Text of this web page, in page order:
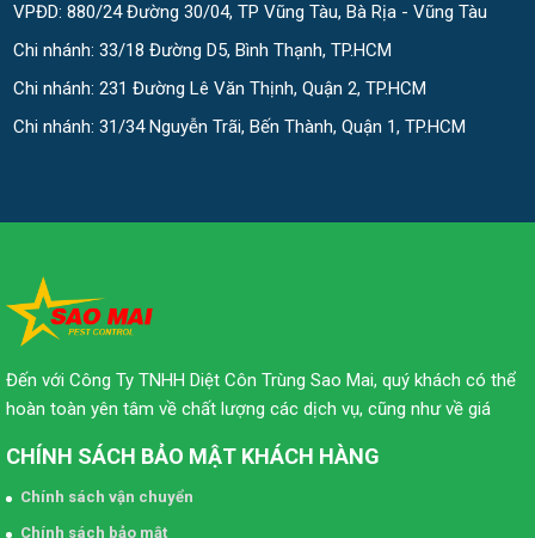
VPĐD: 880/24 Đường 30/04, TP Vũng Tàu, Bà Rịa - Vũng Tàu
Chi nhánh: 33/18 Đường D5, Bình Thạnh, TP.HCM
Chi nhánh: 231 Đường Lê Văn Thịnh, Quận 2, TP.HCM
Chi nhánh: 31/34 Nguyễn Trãi, Bến Thành, Quận 1, TP.HCM
Đến với Công Ty TNHH Diệt Côn Trùng Sao Mai, quý khách có thể
hoàn toàn yên tâm về chất lượng các dịch vụ, cũng như về giá
CHÍNH SÁCH BẢO MẬT KHÁCH HÀNG
Chính sách vận chuyển
Chính sách bảo mật